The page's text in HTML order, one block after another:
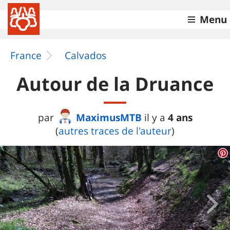
Menu
France Calvados
Autour de la Druance
par MaximusMTB il y a 4 ans
(autres traces de l'auteur)